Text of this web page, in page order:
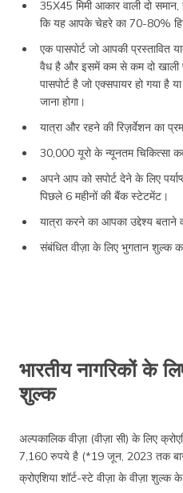
35X45 मिमी आकार वाली दो
कि यह आपके चेहरे का 70-80%
एक पासपोर्ट जो आपकी प्रस्तावित
वैध है और इसमें कम से कम दो खाली
पासपोर्ट है जो एक्सपायर हो गया है
जाना होगा।
यात्रा और रहने की रिज़र्वेशन का
30,000 यूरो के न्यूनतम चिकित्सा
अपने आप को सपोर्ट देने के लिए
पिछले 6 महीनों की बैंक स्टेटमेंट।
यात्रा करने का आपका उद्देश्य
संबंधित वीज़ा के लिए भुगतान शुल्क
भारतीय नागरिकों के
शुल्क
अल्पकालिक वीज़ा (वीज़ा सी) के लिए
7,160 रुपये है (*19 जून, 2023 तक
क्रोएशिया शॉर्ट-स्टे वीज़ा के वीज़ा शुल्क